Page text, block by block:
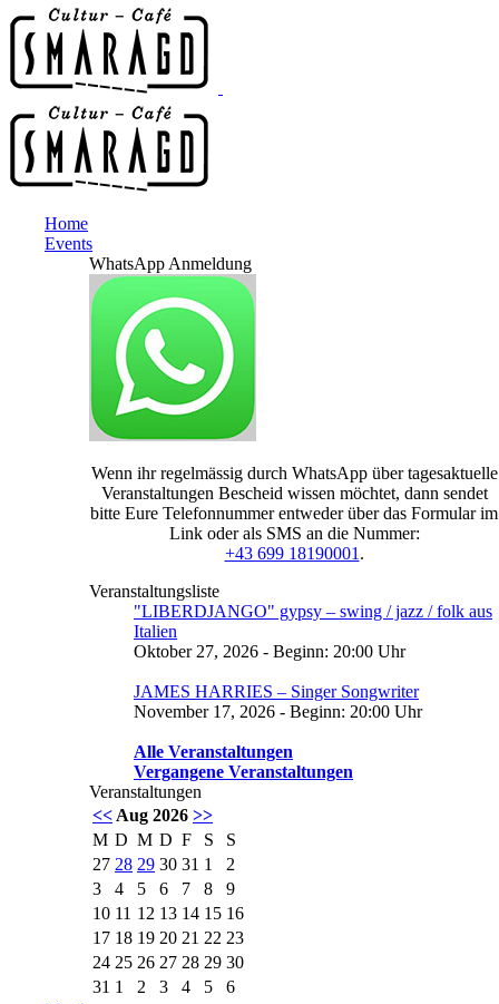
Home
Events
WhatsApp Anmeldung
Wenn ihr regelmässig durch WhatsApp über tagesaktuelle
Veranstaltungen Bescheid wissen möchtet, dann sendet
bitte Eure Telefonnummer entweder über das Formular im
Link oder als SMS an die Nummer:
+43 699 18190001 .
Veranstaltungsliste
"LIBERDJANGO" gypsy – swing / jazz / folk aus
Italien
Oktober 27, 2026 - Beginn: 20:00 Uhr
JAMES HARRIES – Singer Songwriter
November 17, 2026 - Beginn: 20:00 Uhr
Alle Veranstaltungen
Vergangene Veranstaltungen
Veranstaltungen
<< Aug 2026 >>
M D M D F S
S
27 28 29 30 31 1
2
3
4 5 6 7 8
9
10 11 12 13 14 15 16
17 18 19 20 21 22 23
24 25 26 27 28 29 30
31 1 2 3 4 5
6